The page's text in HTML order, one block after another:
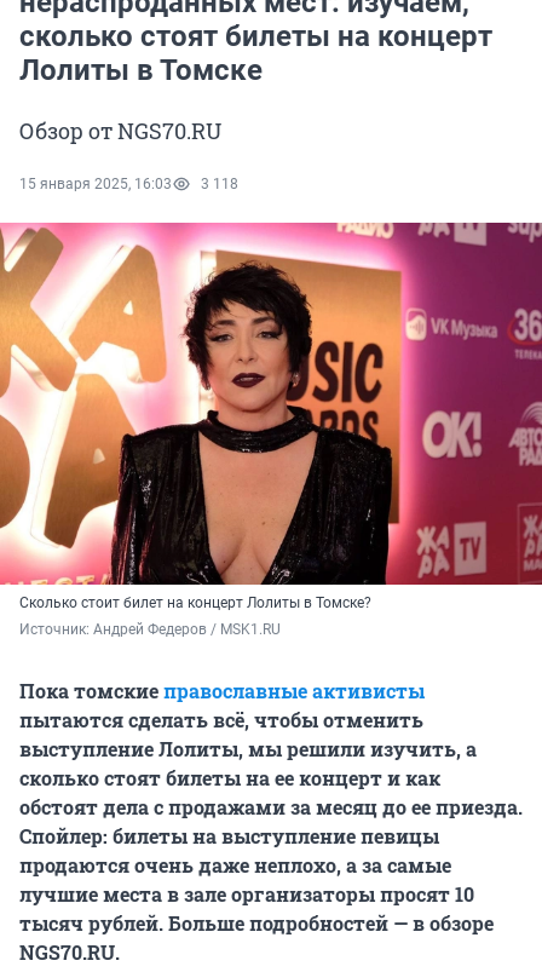
сколько стоят билеты на концерт
Лолиты в Томске
Обзор от NGS70.RU
15 января 2025, 16:03 3 118
Сколько стоит билет на концерт Лолиты в Томске?
Источник: Андрей Федеров / MSK1.RU
Пока томскиеправославные активисты
пытаются сделать всё, чтобы отменить
выступление Лолиты, мы решили изучить, а
сколько стоят билеты на ее концерт и как
обстоят дела с продажами за месяц до ее приезда.
Спойлер: билеты на выступление певицы
продаются очень даже неплохо, а за самые
лучшие места в зале организаторы просят 10
тысяч рублей. Больше подробностей — в обзоре
NGS70.RU.